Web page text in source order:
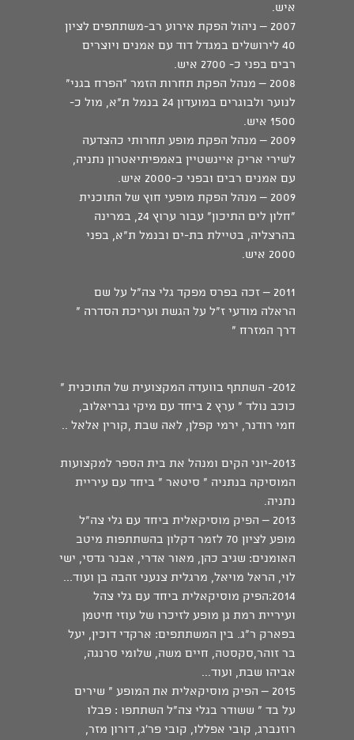
איש.
2007 – ניהול הפקת אירוע רב-משתתפים לציון
40 לירושלים במגדל דוד עם אמנים ויוצרים
רבים בפני כ- 2700 איש.
2008 – מנהל הפקת תחרות הזמר "הפרח בגני"
לנוער ולבוגרים במועדון 24 בנמל ת"א, מול כ-
1500 איש.
2009 – מנהל הפקת מופע תחרותי כהצדעה
לשירי אריק איינשטיין באמפיתיאטרון נתניה,
עם אמנים רבים ובפני כ-2000 איש.
2009 – מנהל הפקת מופעי חוץ של התוכנית
"חלון לים התיכון" עבור ערוץ 24, במרינה
בהרצליה, בטיילת בת-ים ובנמל ת"א, בפני
2000 איש.
2011 – זכה בפרס מפקד גלי צה"ל על שם
הראלה מודעי ז"ל על הגשת ועריכת הסדרה "
דרך המזרח "
2012- השתתף בוועדה המקצועית של התוכנית "
כוכב נולד " ערץ 2 ביחד עם מיקי גבריאלוב,
חמי רודנר, ירמי קפלן, לאה שבת ,קורין אלאל ..
2013-יוני הקים ומנהל את בית הספר למקצועות
המוסיקה בנתניה " סיטאר " ביחד עם עיריית
נתניה.
2013 – הפיק מוסיקאלית ביחד עם גלי צה"ל
מופע לציון 70 לזמר דקלון בהשתתפות מיטב
האומנים: שגיב כהן, מאור אדרי, אבנר גדסי, ישי
לוי, הראל מויאל, מרגלית צנעני זהבה בן ועוד...
2014:הפיק מוסיקאלית ביחד עם גלי צהל
ועיריית רמת גן מופע לזיכרו של עוזי חיטמן
בפארק ר"ג. בין המשתתפים: ארקדי דוכין, יעל
בר זוהר,סקסטה, חיים משה, שלומי סרנגה,
אביהו שבת, ועוד...
2015 – הפיק מוסיקאלית את המופע " שירים
על בד " ששודר בגלי צה"ל השתתפו : פבלו
רוזנברג, קובי אפללו, קובי פר'ג, דורון מזר,